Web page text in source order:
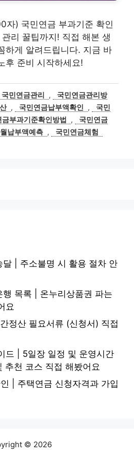
) 국민연금 부과기준 확인
리 꿀팁까지! 직접 해본 생
하게 알려드립니다. 지금 바
후 준비 시작하세요!
국민연금관리 ,
국민연금관리방
, 국민연금납부액확인 ,
국민
금부과기준확인방법 ,
국민연금
납부액예측 , 국민연금체험
달 | 주소불명 시 활용 절차 안
목록 | 온누리상품권 파는
요
정산 필요서류 (신청서) 직접
드 | 5일장 일정 및 운영시간
추천 코스 직접 해봤어요
| 주택연금 신청자격과 가입
© 2026